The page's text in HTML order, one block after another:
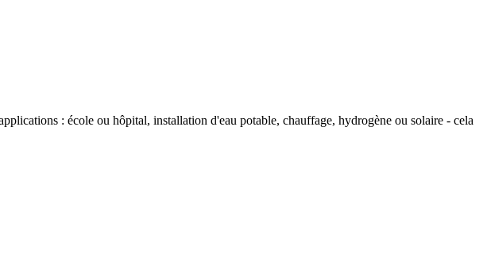
: école ou hôpital, installation d'eau potable, chauffage, hydrogène ou solaire - cela